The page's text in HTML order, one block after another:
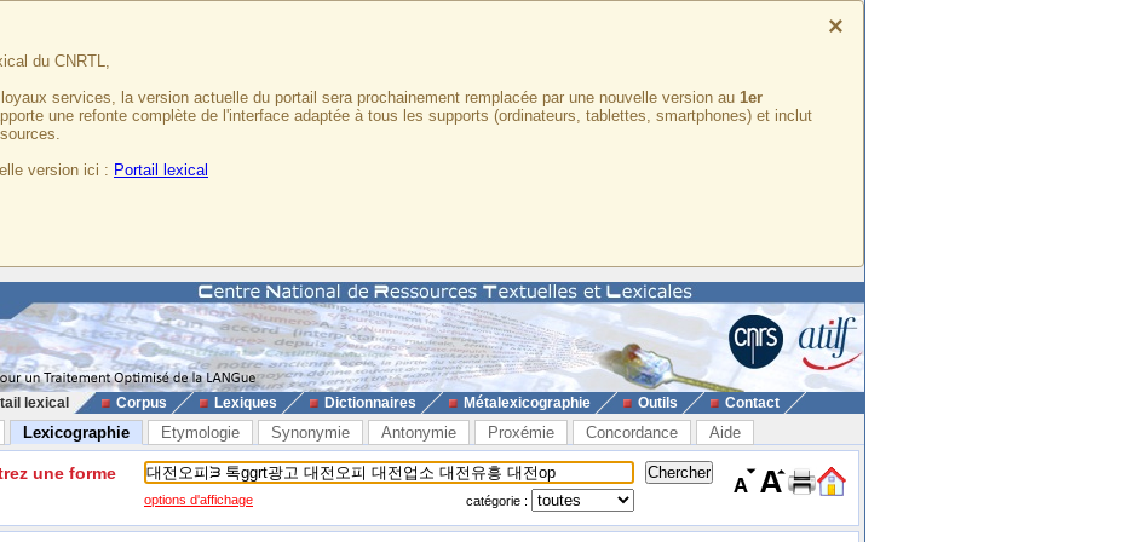
×
du CNRTL,
services, la version actuelle du portail sera prochainement remplacée par une nouvelle version au 1er
une refonte complète de l'interface adaptée à tous les supports (ordinateurs, tablettes, smartphones) et inclut
version ici : Portail lexical
lexical Corpus Lexiques Dictionnaires Métalexicographie Outils Contact
Lexicographie Etymologie Synonymie Antonymie Proxémie Concordance Aide
une forme
options d'affichage catégorie :